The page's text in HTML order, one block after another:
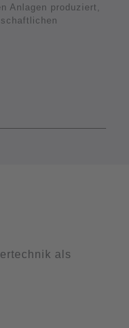
Anlagen produziert,
als